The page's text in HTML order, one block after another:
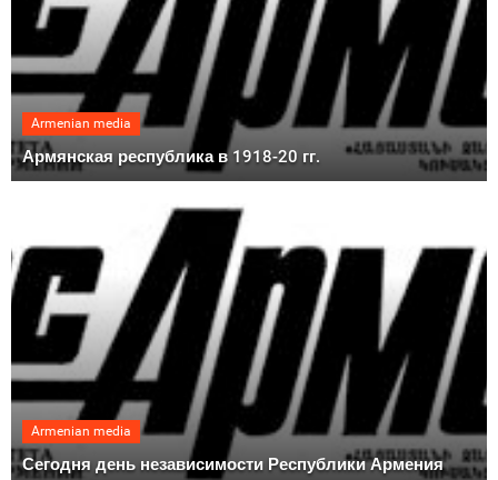
Armenian media
Армянская республика в 1918-20 гг.
Armenian media
Сегодня день независимости Республики Армения